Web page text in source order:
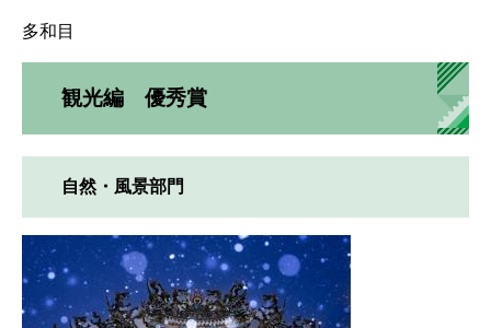
多和目
観光編 優秀賞
自然・風景部門